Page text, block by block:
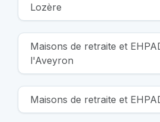
Lozère
Maisons de retraite et
l'Aveyron
Maisons de retraite et